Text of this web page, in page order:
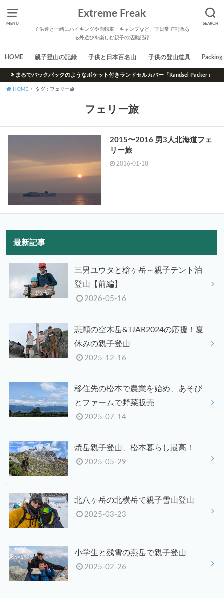
MENU SEARCH
Extreme Freak
子供達と一緒にハイキングや自転車・キャンプなど、非日常で刺激あ
る外遊びを楽しむ親子の活動記録
HOME 親子登山の記録 子供と日本百名山 子供の登山道具 Packing
まるでバックパックのようなポケット付きランドセルカバー「Randsel Packer」
HOME タグ : フェリー旅
フェリー旅
2015〜2016 男3人北海道フェ
リー旅
2016-01-18
最新記事
三男ユウタと槍ヶ岳～親子テント泊
登山【前編】
2026-05-16
悲願の空木岳&TJAR2024の応援！夏
休みの親子登山
2025-12-16
移住先の松本で農業を始め、あそび
とファームで野菜販売
2025-07-14
焼岳親子登山、松本暮らし最高！
2025-05-29
北八ヶ岳の北横岳で親子雪山登山
2025-03-23
小学生と残雪の燕岳で親子登山
2025-02-26